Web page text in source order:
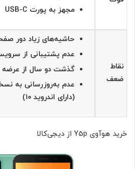
مجهز به پورت USB-C
نقاط
ضعف
حاشیه‌های زیاد دور
عدم پشتیبانی از
گذشت دو سال از
عدم به‌روزرسانی به
(دارای اندروید ۱۰)
خرید هوآوی Y5p از دیجی‌کالا